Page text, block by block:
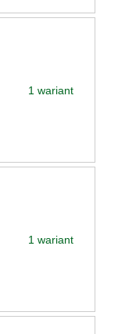
1 wariant
1 wariant